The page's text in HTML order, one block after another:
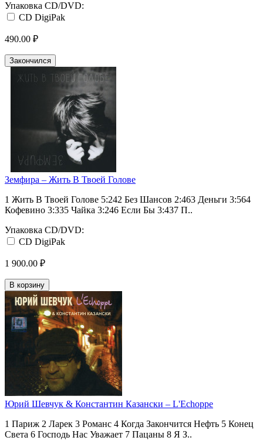
Упаковка CD/DVD:
CD DigiPak
490.00 ₽
Закончился
Земфира ‎– Жить В Твоей Голове
1 Жить В Твоей Голове 5:242 Без Шансов 2:463 Деньги 3:564
Кофевино 3:335 Чайка 3:246 Если Бы 3:437 П..
Упаковка CD/DVD:
CD DigiPak
1 900.00 ₽
В корзину
Юрий Шевчук & Константин Казански ‎– L'Echoppe
1 Париж 2 Ларек 3 Романс 4 Когда Закончится Нефть 5 Конец
Света 6 Господь Нас Уважает 7 Пацаны 8 Я З..